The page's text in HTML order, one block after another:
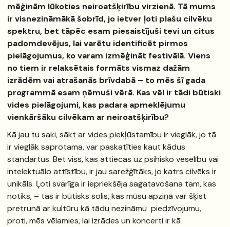
mēģinām lūkoties neiroatšķirību virzienā. Tā mums
ir visnezināmākā šobrīd, jo ietver ļoti plašu cilvēku
spektru, bet tāpēc esam piesaistījuši tevi un citus
padomdevējus, lai varētu identificēt pirmos
pielāgojumus, ko varam izmēģināt festivālā. Viens
no tiem ir relaksētais formāts vismaz dažām
izrādēm vai atrašanās brīvdabā – to mēs šī gada
programmā esam ņēmuši vērā. Kas vēl ir tādi būtiski
vides pielāgojumi, kas padara apmeklējumu
vienkāršāku cilvēkam ar neiroatšķirību?
Kā jau tu saki, sākt ar vides piekļūstamību ir vieglāk, jo tā
ir vieglāk saprotama, var paskatīties kaut kādus
standartus. Bet viss, kas attiecas uz psihisko veselību vai
intelektuālo attīstību, ir jau sarežģītāks, jo katrs cilvēks ir
unikāls. Ļoti svarīga ir iepriekšēja sagatavošana tam, kas
notiks, – tas ir būtisks solis, kas mūsu apziņā var šķist
pretrunā ar kultūru kā tādu nezināmu piedzīvojumu,
proti, mēs vēlamies, lai izrādes un koncerti ir kā